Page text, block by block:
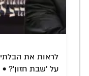
לראות את
על 'שבת חזון'?